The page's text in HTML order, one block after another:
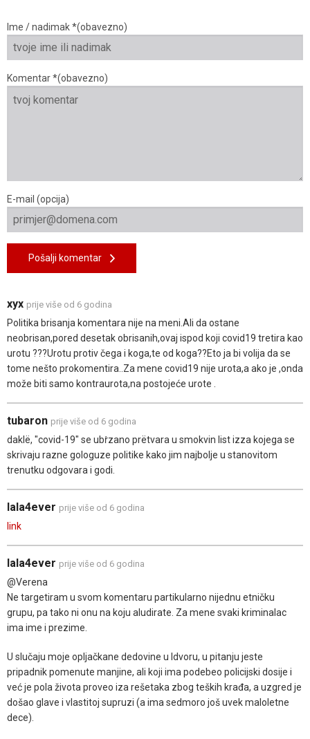
Ime / nadimak *(obavezno)
Komentar *(obavezno)
E-mail (opcija)
Pošalji komentar
xyx prije više od 6 godina
Politika brisanja komentara nije na meni.Ali da ostane
neobrisan,pored desetak obrisanih,ovaj ispod koji covid19 tretira kao
urotu ???Urotu protiv čega i koga,te od koga??Eto ja bi volija da se
tome nešto prokomentira..Za mene covid19 nije urota,a ako je ,onda
može biti samo kontraurota,na postojeće urote .
tubaron prije više od 6 godina
daklë, "covid-19" se ubṙzano prëtvara u smokvin list izza kojega se
skrivaju razne gologuze politike kako jim najbolje u stanovitom
trenutku odgovara i godi.
lala4ever prije više od 6 godina
link
lala4ever prije više od 6 godina
@Verena
Ne targetiram u svom komentaru partikularno nijednu etničku
grupu, pa tako ni onu na koju aludirate. Za mene svaki kriminalac
ima ime i prezime.
U slučaju moje opljačkane dedovine u Idvoru, u pitanju jeste
pripadnik pomenute manjine, ali koji ima podebeo policijski dosije i
već je pola života proveo iza rešetaka zbog teških krađa, a uzgred je
došao glave i vlastitoj supruzi (a ima sedmoro još uvek maloletne
dece).